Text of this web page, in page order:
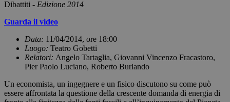
Dibattiti - Edizione 2014
Guarda il video
Data: 11/04/2014, ore 18:00
Luogo: Teatro Gobetti
Relatori: Angelo Tartaglia, Giovanni Vincenzo Fracastoro,
Pier Paolo Luciano, Roberto Burlando
Un economista, un ingegnere e un fisico discutono su come può
essere affrontata la questione della crescente domanda di energia di